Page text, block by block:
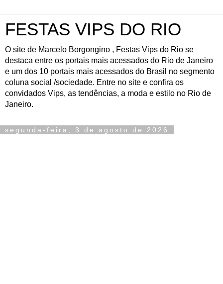
FESTAS VIPS DO RIO
O site de Marcelo Borgongino , Festas Vips do Rio se
destaca entre os portais mais acessados do Rio de Janeiro
e um dos 10 portais mais acessados do Brasil no segmento
coluna social /sociedade. Entre no site e confira os
convidados Vips, as tendências, a moda e estilo no Rio de
Janeiro.
segunda-feira, 3 de agosto de 2026